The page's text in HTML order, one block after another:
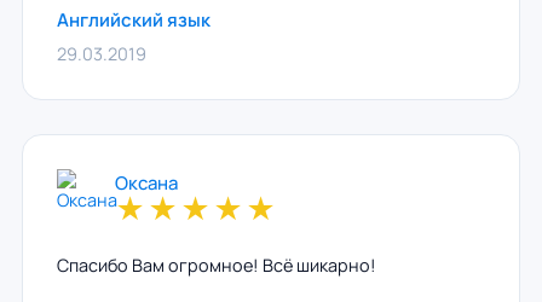
Английский язык
29.03.2019
Оксана
★★★★★
Спасибо Вам огромное! Всё шикарно!